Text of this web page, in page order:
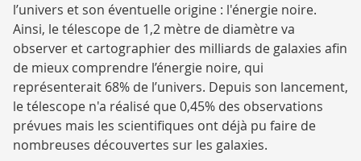
l’univers et son éventuelle origine : l'énergie noire.
Ainsi, le télescope de 1,2 mètre de diamètre va
observer et cartographier des milliards de galaxies afin
de mieux comprendre l’énergie noire, qui
représenterait 68% de l’univers. Depuis son lancement,
le télescope n'a réalisé que 0,45% des observations
prévues mais les scientifiques ont déjà pu faire de
nombreuses découvertes sur les galaxies.